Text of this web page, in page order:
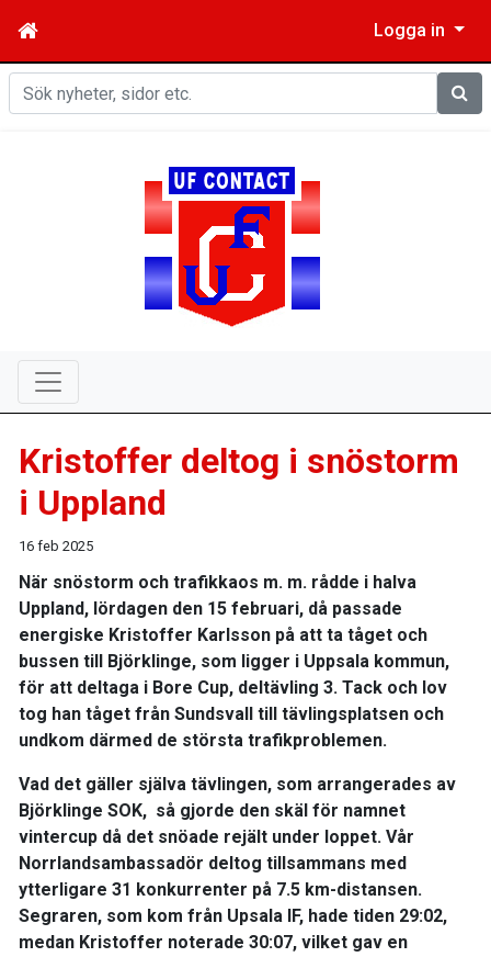
Logga in
Sök
Kristoffer deltog i snöstorm
i Uppland
16 feb 2025
När snöstorm och trafikkaos m. m. rådde i halva
Uppland, lördagen den 15 februari, då passade
energiske Kristoffer Karlsson på att ta tåget och
bussen till Björklinge, som ligger i Uppsala kommun,
för att deltaga i Bore Cup, deltävling 3. Tack och lov
tog han tåget från Sundsvall till tävlingsplatsen och
undkom därmed de största trafikproblemen.
Vad det gäller själva tävlingen, som arrangerades av
Björklinge SOK, så gjorde den skäl för namnet
vintercup då det snöade rejält under loppet. Vår
Norrlandsambassadör deltog tillsammans med
ytterligare 31 konkurrenter på 7.5 km-distansen.
Segraren, som kom från Upsala IF, hade tiden 29:02,
medan Kristoffer noterade 30:07, vilket gav en